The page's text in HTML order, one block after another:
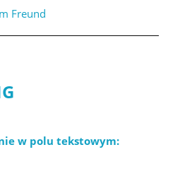
Freund
w polu tekstowym: